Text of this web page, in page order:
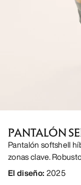
PANTALÓN
Pantalón softshell
zonas clave.
El diseño: 2025